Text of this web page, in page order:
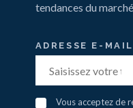
tendances du
ADRESSE E-MAIL
Vous acceptez de